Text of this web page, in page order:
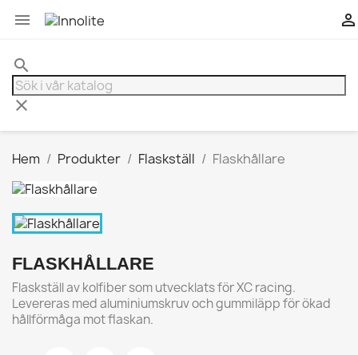
 
search
clear
Hem Produkter Flaskställ Flaskhållare
FLASKHÅLLARE
Flaskställ av kolfiber som utvecklats för XC racing.
Levereras med aluminiumskruv och gummiläpp för ökad
hållförmåga mot flaskan.